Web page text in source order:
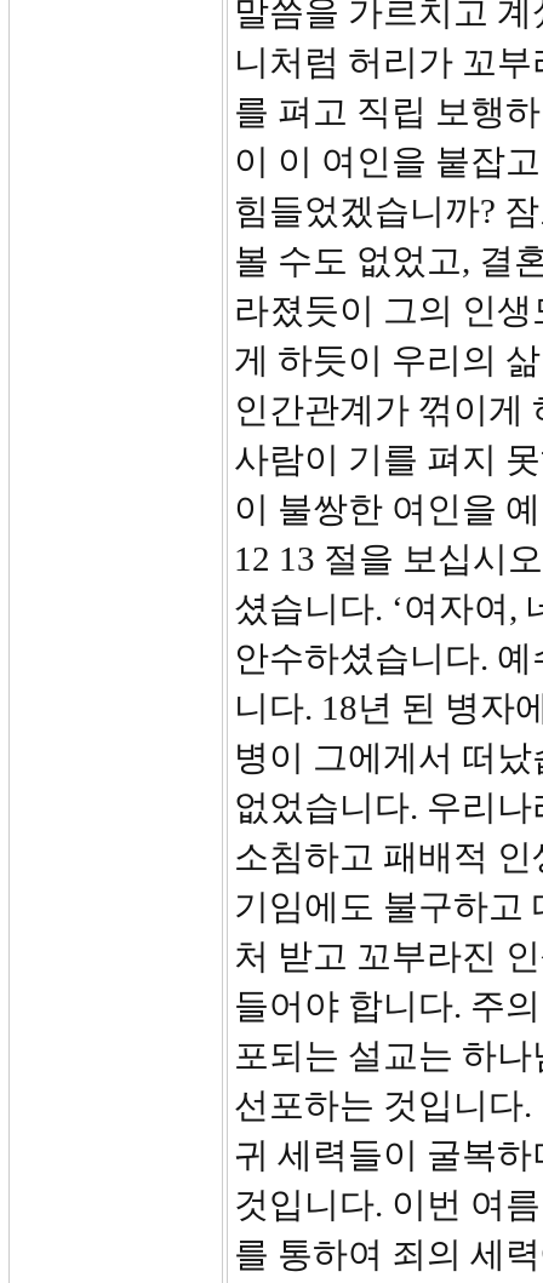
말씀을 가르치고
니처럼 허리가 꼬
를 펴고 직립 보행
이 이 여인을 붙잡
힘들었겠습니까?
볼 수도 없었고, 결
라졌듯이 그의 인
게 하듯이 우리의
인간관계가 꺾이게
사람이 기를 펴지
이 불쌍한 여인을
12 13 절을 보십시
셨습니다. ‘여자여,
안수하셨습니다.
니다. 18년 된 병자
병이 그에게서 떠
없었습니다. 우리
소침하고 패배적
기임에도 불구하고
처 받고 꼬부라진
들어야 합니다. 주
포되는 설교는 하
선포하는 것입니다
귀 세력들이 굴복
것입니다. 이번 여
를 통하여 죄의 세